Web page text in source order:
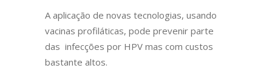
A aplicação de novas tecnologias, usando
vacinas profiláticas, pode prevenir parte
das infecções por HPV mas com custos
bastante altos.